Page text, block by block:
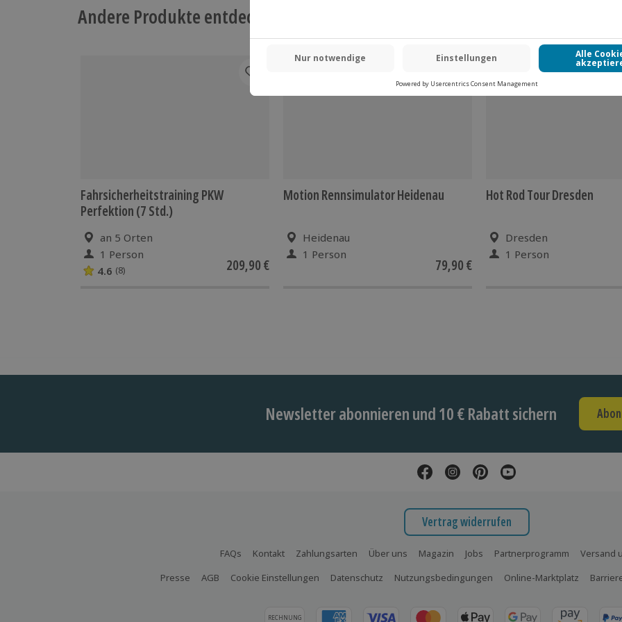
Andere Produkte entdecken
Fahrsicherheitstraining PKW
Perfektion (7 Std.)
an 5 Orten
1 Person
4.6 (8) 209,90 €
Motion Rennsimulator Heidenau
Heidenau
1 Person
79,90 €
Hot Rod Tour Dresden
Dresden
1 Person
Newsletter abonnieren und 10 € Rabatt sichern
Vertrag widerrufen
FAQs Kontakt Zahlungsarten Über uns Magazin Jobs Partnerprogramm
Versand
Presse
AGB Cookie Einstellungen Datenschutz Nutzungsbedingungen Online-Marktplatz
RECHNUNG